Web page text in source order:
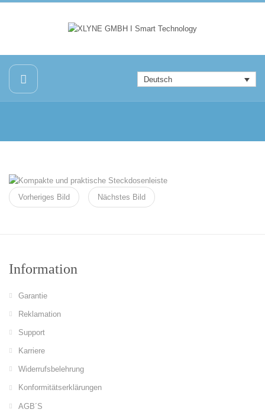
Deutsch
Vorheriges Bild Nächstes Bild
Information
Garantie
Reklamation
Support
Karriere
Widerrufsbelehrung
Konformitätserklärungen
AGB´S